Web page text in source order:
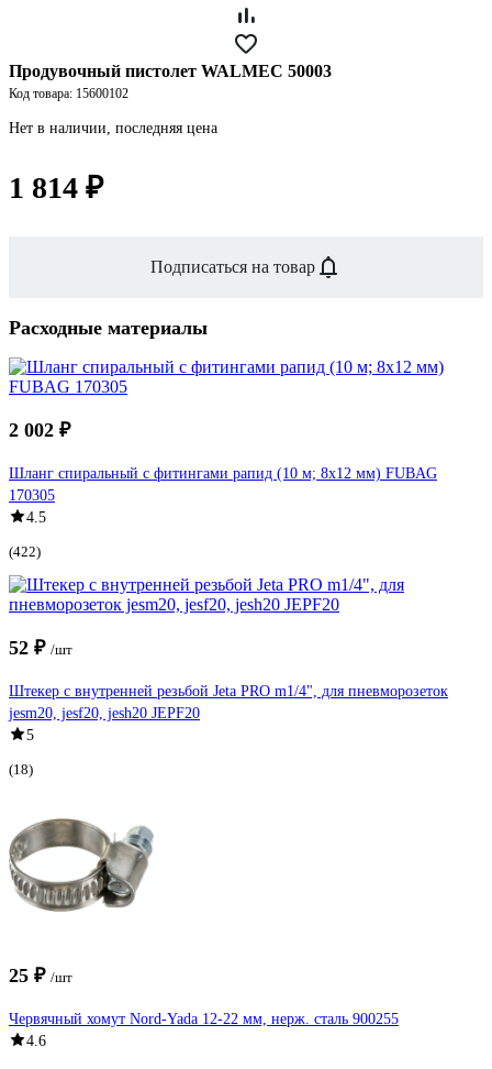
Продувочный пистолет WALMEC 50003
Код товара: 15600102
Нет в наличии, последняя цена
1 814 ₽
Подписаться на товар
Расходные материалы
2 002 ₽
Шланг спиральный с фитингами рапид (10 м; 8x12 мм) FUBAG
170305
4.5
(422)
52 ₽ /шт
Штекер с внутренней резьбой Jeta PRO m1/4", для пневморозеток
jesm20, jesf20, jesh20 JEPF20
5
(18)
25 ₽ /шт
Червячный хомут Nord-Yada 12-22 мм, нерж. сталь 900255
4.6